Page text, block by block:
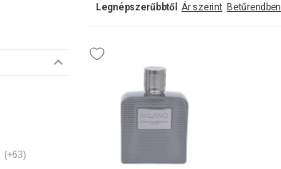
(+63)
Legnépszerűbbtől Ár szerint Betűrendben